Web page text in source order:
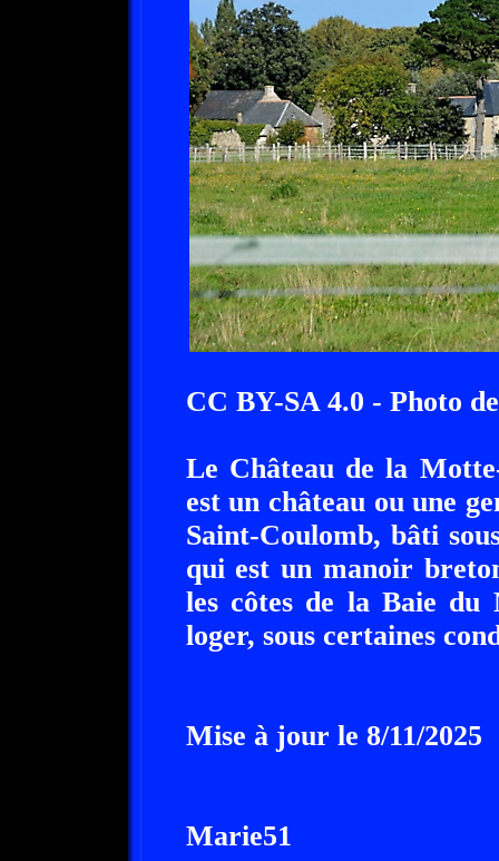
CC BY-SA 4.0 - Photo
Le Château de la
est un château ou une
Saint-Coulomb, bâti
qui est un manoir
les côtes de la Baie
loger, sous certaines
Mise à jour le 8/11/2025
Marie51